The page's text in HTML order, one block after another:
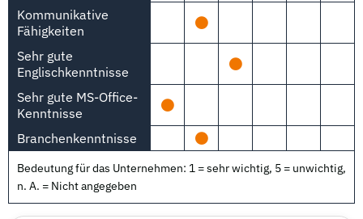
Kommunikative
Fähigkeiten
Sehr gute
Englischkenntnisse
Sehr gute MS-Office-
Kenntnisse
Branchenkenntnisse
Bedeutung für das Unternehmen: 1 = sehr wichtig, 5 = unwichtig,
n. A. = Nicht angegeben